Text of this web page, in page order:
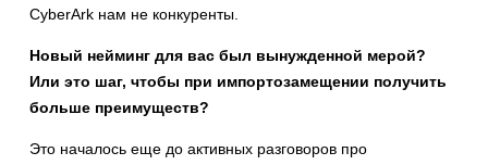
CyberArk нам не конкуренты.
Новый нейминг для вас был вынужденной мерой?
Или это шаг, чтобы при импортозамещении получить
больше преимуществ?
Это началось еще до активных разговоров про